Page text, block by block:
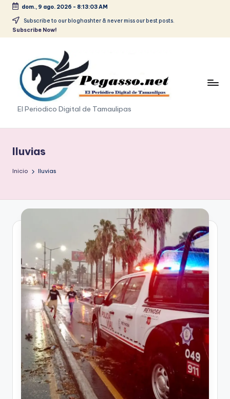
Saltar
dom., 9 ago. 2026 - 8:13:04 AM
Subscribe to our bloghashter & never miss our best posts.
Subscribe Now!
p
e
g
s
.
e
s
El Periodico Digital de Tamaulipas
lluvias
Inicio lluvias